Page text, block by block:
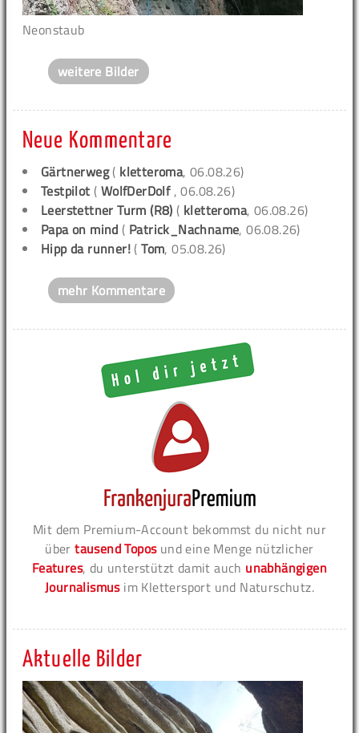
Neonstaub
weitere Bilder
Neue Kommentare
Gärtnerweg( kletteroma, 06.08.26)
Testpilot ( WolfDerDolf , 06.08.26)
Leerstettner Turm (R8) ( kletteroma, 06.08.26)
Papa on mind ( Patrick_Nachname, 06.08.26)
Hipp da runner! (Tom, 05.08.26)
mehr Kommentare
Mit dem Premium-Account bekommst du nicht nur
übertausend Toposund eine Menge nützlicher
Features, du unterstützt damit auch unabhängigen
Journalismusim Klettersport und Naturschutz.
Aktuelle Bilder